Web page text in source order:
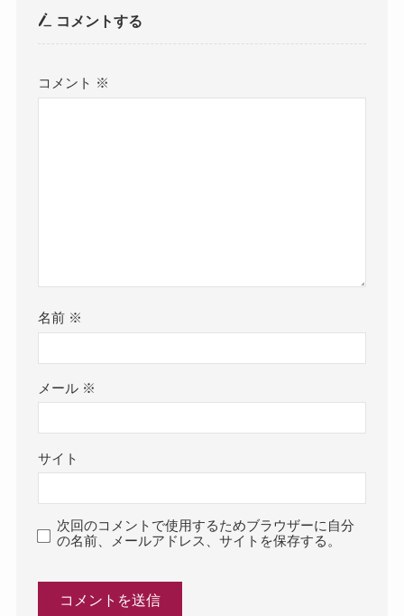
コメントする
コメント ※
名前 ※
メール ※
サイト
次回のコメントで使用するためブラウザーに自分
の名前、メールアドレス、サイトを保存する。